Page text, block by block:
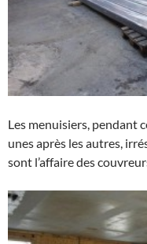
Les menuisiers, pendant
unes après les autres,
sont l’affaire des